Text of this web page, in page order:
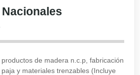
de madera n.c.p, fabricación
y materiales trenzables (Incluye